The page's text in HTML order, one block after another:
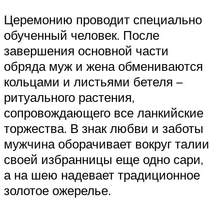
Церемонию проводит специально
обученный человек. После
завершения основной части
обряда муж и жена обмениваются
кольцами и листьями бетеля –
ритуального растения,
сопровождающего все ланкийские
торжества. В знак любви и заботы
мужчина оборачивает вокруг талии
своей избранницы еще одно сари,
а на шею надевает традиционное
золотое ожерелье.